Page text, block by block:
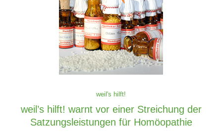
weil's hilft!
weil’s hilft! warnt vor einer Streichung der
Satzungsleistungen für Homöopathie